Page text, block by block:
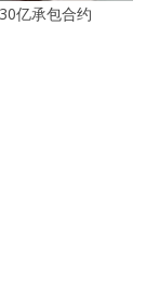
亿承包合约